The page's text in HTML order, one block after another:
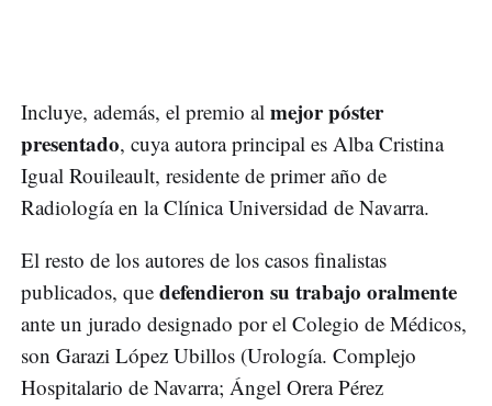
Incluye, además, el premio al mejor póster
presentado, cuya autora principal es Alba Cristina
Igual Rouileault, residente de primer año de
Radiología en la Clínica Universidad de Navarra.
El resto de los autores de los casos finalistas
publicados, que defendieron su trabajo oralmente
ante un jurado designado por el Colegio de Médicos,
son Garazi López Ubillos (Urología. Complejo
Hospitalario de Navarra; Ángel Orera Pérez